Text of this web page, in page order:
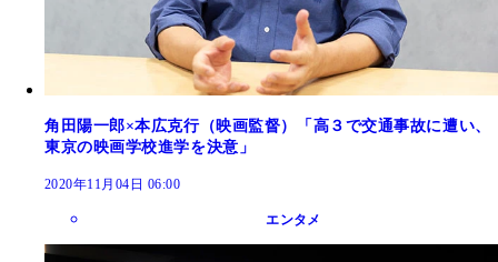
角田陽一郎×本広克行（映画監督）「高３で交通事故に遭い、
東京の映画学校進学を決意」
2020年11月04日 06:00
エンタメ